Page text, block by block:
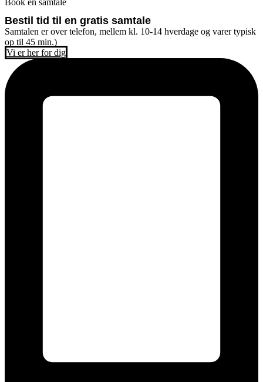
Bestil tid til en gratis samtale
Samtalen er over telefon, mellem kl. 10-14 hverdage og varer typisk
op til 45 min.)
Vi er her for dig